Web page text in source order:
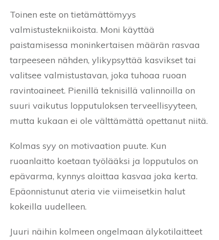
Toinen este on tietämättömyys
valmistustekniikoista. Moni käyttää
paistamisessa moninkertaisen määrän rasvaa
tarpeeseen nähden, ylikypsyttää kasvikset tai
valitsee valmistustavan, joka tuhoaa ruoan
ravintoaineet. Pienillä teknisillä valinnoilla on
suuri vaikutus lopputuloksen terveellisyyteen,
mutta kukaan ei ole välttämättä opettanut niitä.
Kolmas syy on motivaation puute. Kun
ruoanlaitto koetaan työlääksi ja lopputulos on
epävarma, kynnys aloittaa kasvaa joka kerta.
Epäonnistunut ateria vie viimeisetkin halut
kokeilla uudelleen.
Juuri näihin kolmeen ongelmaan älykotilaitteet